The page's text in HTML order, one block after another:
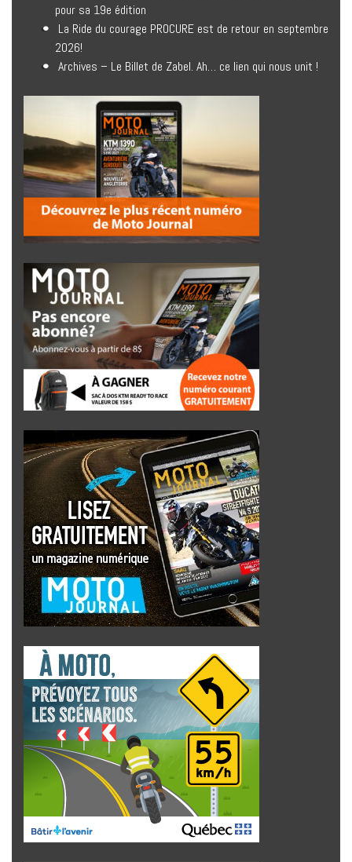
pour sa 19e édition
La Ride du courage PROCURE est de retour en septembre
2026!
Archives – Le Billet de Zabel. Ah… ce lien qui nous unit !